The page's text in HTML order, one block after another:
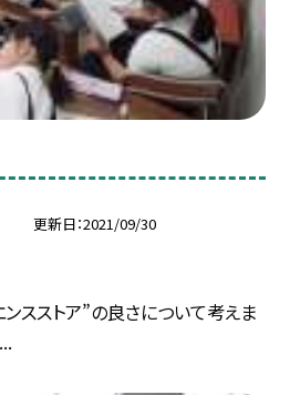
更新日 2021/09/30
スストア”の良さについて考えま